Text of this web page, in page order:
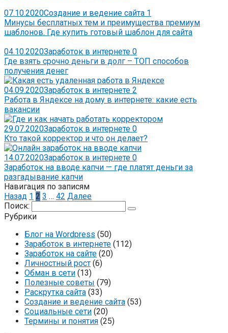
07.10.2020Создание и ведение сайта 1
Минусы бесплатных тем и преимущества премиум
шаблонов. Где купить готовый шаблон для сайта
04.10.2020Заработок в интернете 0
Где взять срочно деньги в долг – ТОП способов
получения денег
04.09.2020Заработок в интернете 2
Работа в Яндексе на дому в интернете: какие есть
вакансии
29.07.2020Заработок в интернете 0
Кто такой корректор и что он делает?
14.07.2020Заработок в интернете 0
Заработок на вводе капчи — где платят деньги за
разгадывание капчи
Навигация по записям
Назад 1 2 3 … 42 Далее
Поиск:
Рубрики
Блог на Wordpress (50)
Заработок в интернете (112)
Заработок на сайте (20)
Личностный рост (6)
Обман в сети (13)
Полезные советы (79)
Раскрутка сайта (33)
Создание и ведение сайта (53)
Социальные сети (20)
Термины и понятия (25)